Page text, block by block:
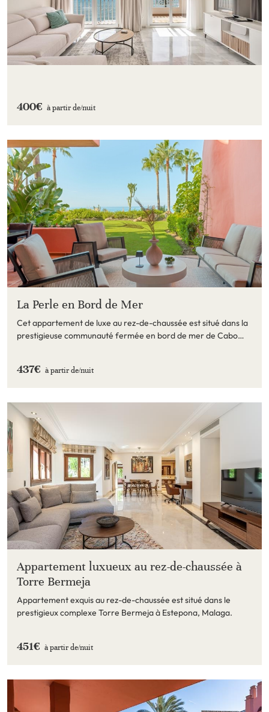
400€ à partir de/nuit
La Perle en Bord de Mer
Cet appartement de luxe au rez-de-chaussée est situé dans la
prestigieuse communauté fermée en bord de mer de Cabo
437€ à partir de/nuit
Appartement luxueux au rez-de-chaussée à
Torre Bermeja
Appartement exquis au rez-de-chaussée est situé dans le
prestigieux complexe Torre Bermeja à Estepona, Malaga.
451€ à partir de/nuit